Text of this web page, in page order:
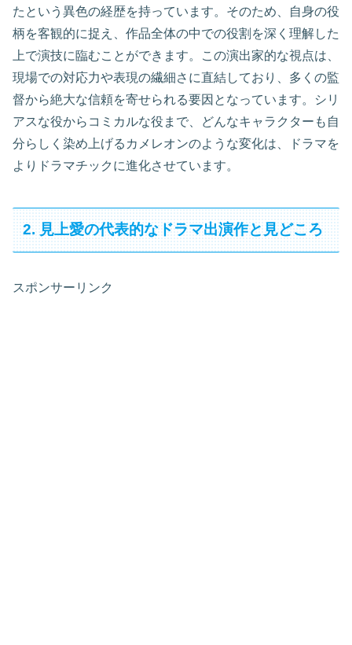
たという異色の経歴を持っています。そのため、自身の役
柄を客観的に捉え、作品全体の中での役割を深く理解した
上で演技に臨むことができます。この演出家的な視点は、
現場での対応力や表現の繊細さに直結しており、多くの監
督から絶大な信頼を寄せられる要因となっています。シリ
アスな役からコミカルな役まで、どんなキャラクターも自
分らしく染め上げるカメレオンのような変化は、ドラマを
よりドラマチックに進化させています。
2. 見上愛の代表的なドラマ出演作と見どころ
スポンサーリンク